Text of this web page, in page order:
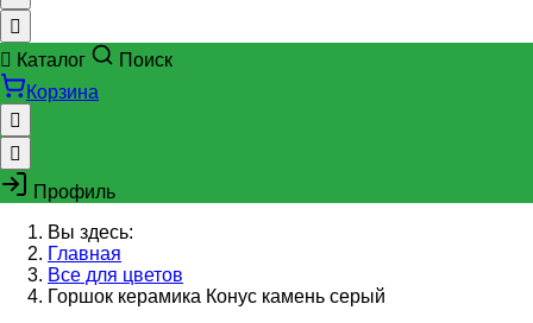
Каталог
Поиск
Корзина
Профиль
Вы здесь:
Главная
Все для цветов
Горшок керамика Конус камень серый